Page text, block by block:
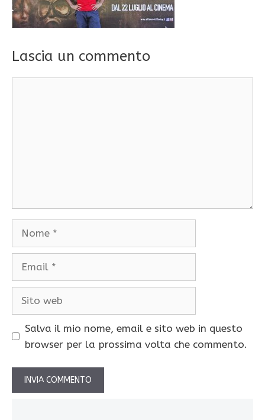
Lascia un commento
Salva il mio nome, email e sito web in questo
browser per la prossima volta che commento.